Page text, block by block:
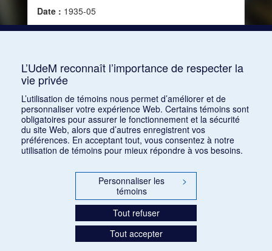
Date : 1935-05
Source :Modern Music, vol. 12, no 4 (mai 1935)
L’UdeM reconnaît l’importance de respecter la
vie privée
L’utilisation de témoins nous permet d’améliorer et de
personnaliser votre expérience Web. Certains témoins sont
obligatoires pour assurer le fonctionnement et la sécurité
du site Web, alors que d’autres enregistrent vos
préférences. En acceptant tout, vous consentez à notre
utilisation de témoins pour mieux répondre à vos besoins.
Personnaliser les
témoins
>
Tout refuser
Tout accepter